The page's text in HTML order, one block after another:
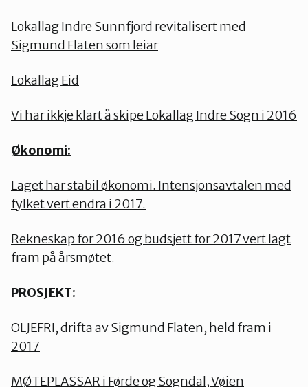
Lokallag Indre Sunnfjord revitalisert med
Sigmund Flaten som leiar
Lokallag Eid
Vi har ikkje klart å skipe Lokallag Indre Sogn i 2016
Økonomi:
Laget har stabil økonomi. Intensjonsavtalen med
fylket vert endra i 2017.
Rekneskap for 2016 og budsjett for 2017 vert lagt
fram på årsmøtet.
PROSJEKT:
OLJEFRI, drifta av Sigmund Flaten, held fram i
2017
MØTEPLASSAR i Førde og Sogndal, Vøien